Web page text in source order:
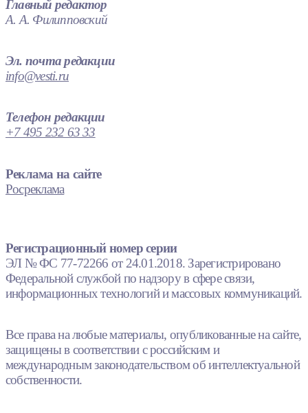
Главный редактор
А. А. Филипповский
Эл. почта редакции
info@vesti.ru
Телефон редакции
+7 495 232 63 33
Реклама на сайте
Росреклама
Регистрационный номер серии
ЭЛ № ФС 77-72266 от 24.01.2018. Зарегистрировано
Федеральной службой по надзору в сфере связи,
информационных технологий и массовых коммуникаций.
Все права на любые материалы, опубликованные на сайте,
защищены в соответствии с российским и
международным законодательством об интеллектуальной
собственности.